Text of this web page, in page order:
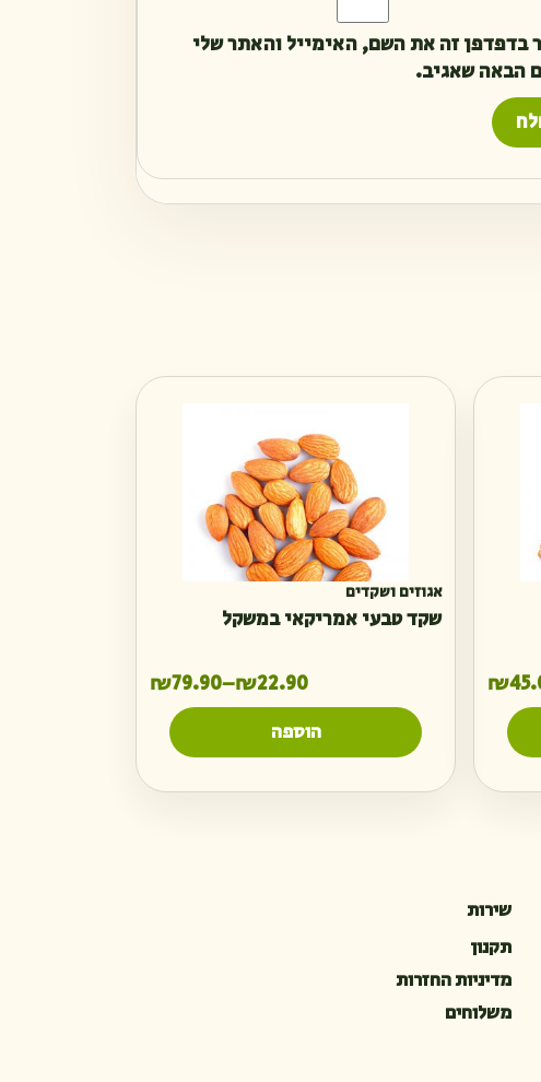
בדפדפן זה את השם, האימייל והאתר שלי
הבאה שאגיב.
₪טווח מחירים: ⁦₪11.25⁩ עד ⁦₪45.00⁩
אגוזים ושקדים
שקד טבעי אמריקאי במשקל
₪22.90
–
₪79.90
טווח מחירים: ⁦₪22.90⁩ עד ⁦₪79.90⁩
הוספה
שירות
תקנון
מדיניות החזרות
משלוחים